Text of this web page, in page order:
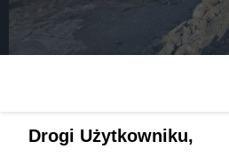
Czeladź. Powróciły prace
Drogi Użytkowniku,